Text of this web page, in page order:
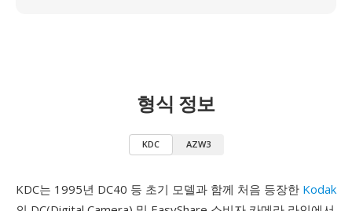
형식 정보
KDC AZW3
KDC는 1995년 DC40 등 초기 모델과 함께 처음 등장한 Kodak